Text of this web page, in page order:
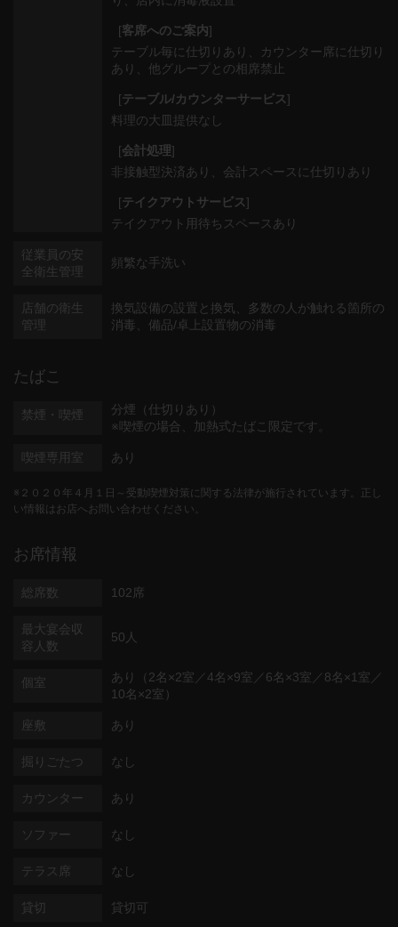
[客席へのご案内]
テーブル毎に仕切りあり
カウンター席に仕切り
あり
他グループとの相席禁止
[テーブル/カウンターサービス]
料理の大皿提供なし
[会計処理]
非接触型決済あり
会計スペースに仕切りあり
[テイクアウトサービス]
テイクアウト用待ちスペースあり
従業員の安
全衛生管理
頻繁な手洗い
店舗の衛生
管理
換気設備の設置と換気
多数の人が触れる箇所の
消毒
備品/卓上設置物の消毒
たばこ
禁煙・喫煙
分煙（仕切りあり）
※喫煙の場合、加熱式たばこ限定です。
喫煙専用室 あり
※２０２０年４月１日～受動喫煙対策に関する法律が施行されています。正し
い情報はお店へお問い合わせください。
お席情報
総席数 102席
最大宴会収
容人数
50人
個室
あり（2名×2室／4名×9室／6名×3室／8名×1室／
10名×2室）
座敷 あり
掘りごたつ なし
カウンター あり
ソファー なし
テラス席 なし
貸切 貸切可